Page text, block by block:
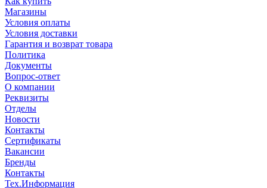
Магазины
Условия оплаты
Условия доставки
Гарантия и возврат товара
Политика
Документы
Вопрос-ответ
О компании
Реквизиты
Отделы
Новости
Контакты
Сертификаты
Вакансии
Бренды
Контакты
Тех.Информация